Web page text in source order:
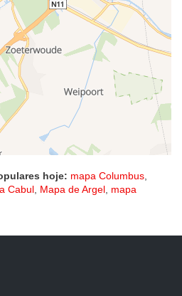
hoje: mapa Columbus,
Cabul, Mapa de Argel, mapa